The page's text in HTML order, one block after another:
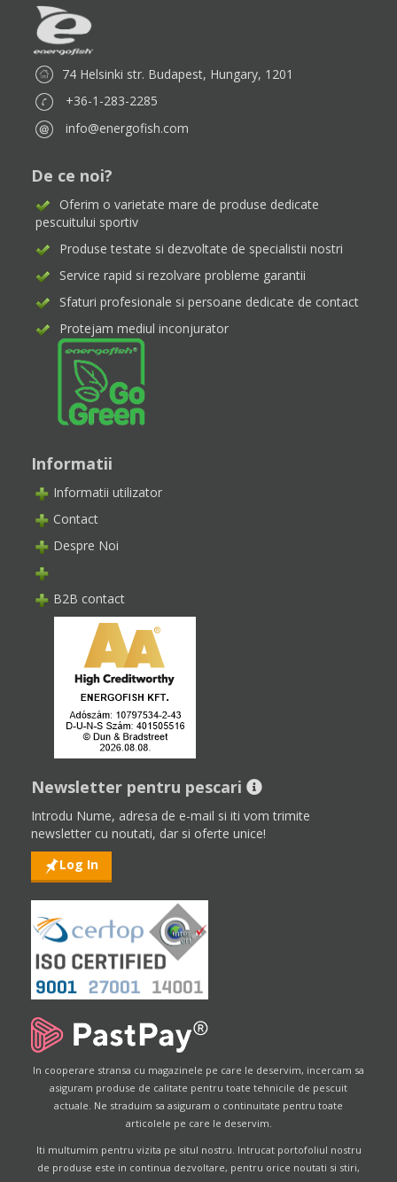
74 Helsinki str. Budapest, Hungary, 1201
+36-1-283-2285
info@energofish.com
De ce noi?
Oferim o varietate mare de produse dedicate
pescuitului sportiv
Produse testate si dezvoltate de specialistii nostri
Service rapid si rezolvare probleme garantii
Sfaturi profesionale si persoane dedicate de contact
Protejam mediul inconjurator
Informatii
Informatii utilizator
Contact
Despre Noi
B2B contact
Newsletter pentru pescari
Introdu Nume, adresa de e-mail si iti vom trimite
newsletter cu noutati, dar si oferte unice!
Log In
In cooperare stransa cu magazinele pe care le deservim, incercam sa
asiguram produse de calitate pentru toate tehnicile de pescuit
actuale. Ne straduim sa asiguram o continuitate pentru toate
articolele pe care le deservim.
Iti multumim pentru vizita pe situl nostru. Intrucat portofoliul nostru
de produse este in continua dezvoltare, pentru orice noutati si stiri,